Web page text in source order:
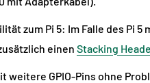
zum Pi 5: Im Falle des Pi 5
einen Stacking
weitere GPIO-Pins ohne